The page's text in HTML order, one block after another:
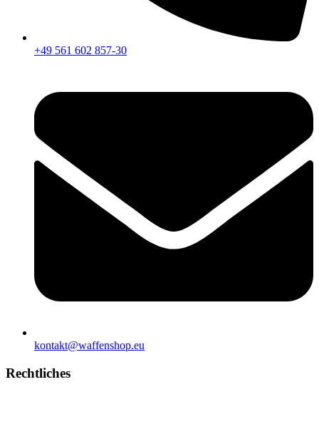
+49 561 602 857-30
kontakt@waffenshop.eu
Rechtliches